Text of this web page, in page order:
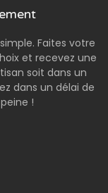
Faites votre
et recevez une
soit dans un
dans un délai de
!